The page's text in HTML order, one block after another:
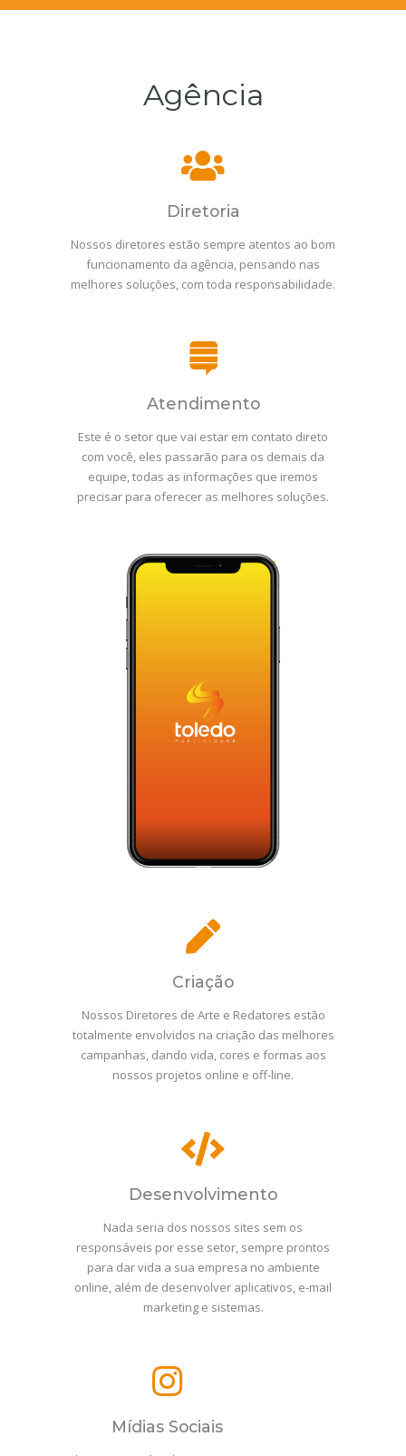
Agência
Diretoria
Nossos diretores estão sempre atentos ao bom
funcionamento da agência, pensando nas
melhores soluções, com toda responsabilidade.
Atendimento
Este é o setor que vai estar em contato direto
com você, eles passarão para os demais da
equipe, todas as informações que iremos
precisar para oferecer as melhores soluções.
Criação
Nossos Diretores de Arte e Redatores estão
totalmente envolvidos na criação das melhores
campanhas, dando vida, cores e formas aos
nossos projetos online e off-line.
Desenvolvimento
Nada seria dos nossos sites sem os
responsáveis por esse setor, sempre prontos
para dar vida a sua empresa no ambiente
online, além de desenvolver aplicativos, e-mail
marketing e sistemas.
Mídias Sociais